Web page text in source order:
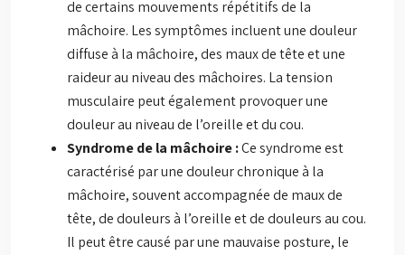
de certains mouvements répétitifs de la
mâchoire. Les symptômes incluent une douleur
diffuse à la mâchoire, des maux de tête et une
raideur au niveau des mâchoires. La tension
musculaire peut également provoquer une
douleur au niveau de l’oreille et du cou.
Syndrome de la mâchoire :Ce syndrome est
caractérisé par une douleur chronique à la
mâchoire, souvent accompagnée de maux de
tête, de douleurs à l’oreille et de douleurs au cou.
Il peut être causé par une mauvaise posture, le